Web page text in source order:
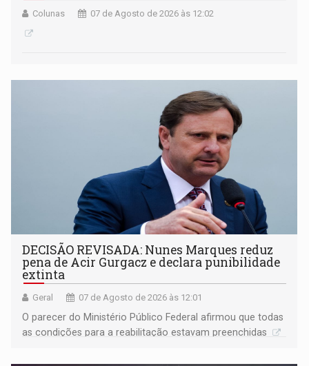
Colunas 07 de Agosto de 2026 às 12:02
DECISÃO REVISADA: Nunes Marques reduz
pena de Acir Gurgacz e declara punibilidade
extinta
Geral 07 de Agosto de 2026 às 12:01
O parecer do Ministério Público Federal afirmou que todas
as condições para a reabilitação estavam preenchidas